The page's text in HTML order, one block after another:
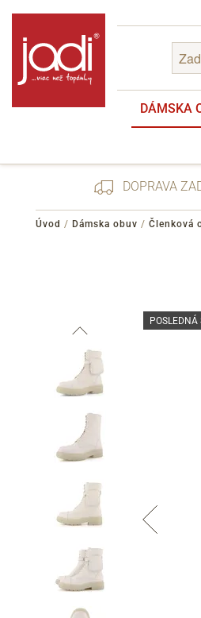
DÁMSKA
DOPRAVA
Úvod / Dámska obuv / Členková
POSLEDNÁ